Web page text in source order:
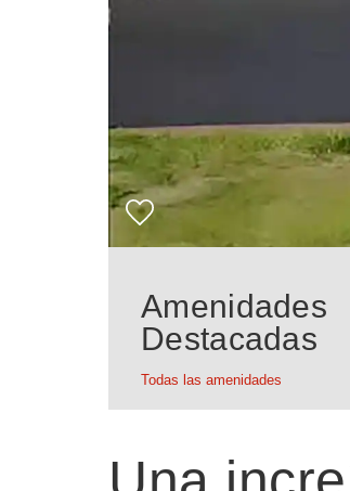
Amenidades
Destacadas
Todas las amenidades